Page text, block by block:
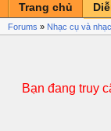
Trang chủ
Forums » Nhạc cụ và
Bạn đang truy